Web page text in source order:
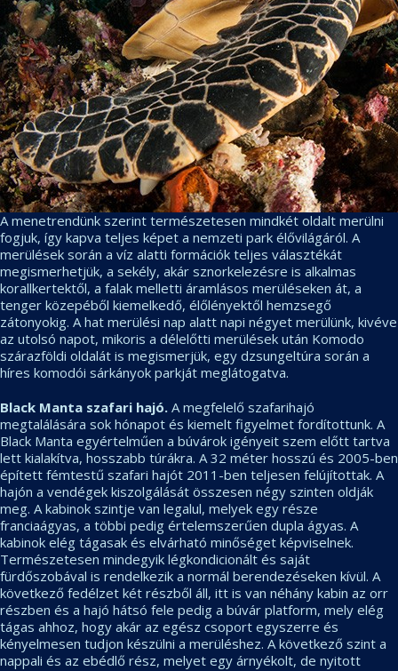
A menetrendünk szerint természetesen mindkét oldalt merülni
fogjuk, így kapva teljes képet a nemzeti park élővilágáról. A
merülések során a víz alatti formációk teljes választékát
megismerhetjük, a sekély, akár sznorkelezésre is alkalmas
korallkertektől, a falak melletti áramlásos merüléseken át, a
tenger közepéből kiemelkedő, élőlényektől hemzsegő
zátonyokig. A hat merülési nap alatt napi négyet merülünk, kivéve
az utolsó napot, mikoris a délelőtti merülések után Komodo
szárazföldi oldalát is megismerjük, egy dzsungeltúra során a
híres komodói sárkányok parkját meglátogatva.
Black Manta szafari hajó. A megfelelő szafarihajó
megtalálására sok hónapot és kiemelt figyelmet fordítottunk. A
Black Manta egyértelműen a búvárok igényeit szem előtt tartva
lett kialakítva, hosszabb túrákra. A 32 méter hosszú és 2005-ben
épített fémtestű szafari hajót 2011-ben teljesen felújítottak. A
hajón a vendégek kiszolgálását összesen négy szinten oldják
meg. A kabinok szintje van legalul, melyek egy része
franciaágyas, a többi pedig értelemszerűen dupla ágyas. A
kabinok elég tágasak és elvárható minőséget képviselnek.
Természetesen mindegyik légkondicionált és saját
fürdőszobával is rendelkezik a normál berendezéseken kívül. A
következő fedélzet két részből áll, itt is van néhány kabin az orr
részben és a hajó hátsó fele pedig a búvár platform, mely elég
tágas ahhoz, hogy akár az egész csoport egyszerre és
kényelmesen tudjon készülni a merüléshez. A következő szint a
nappali és az ebédlő rész, melyet egy árnyékolt, de nyitott